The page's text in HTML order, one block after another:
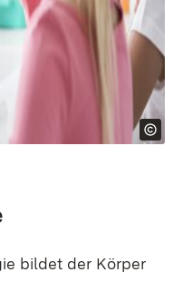
bildet der Körper